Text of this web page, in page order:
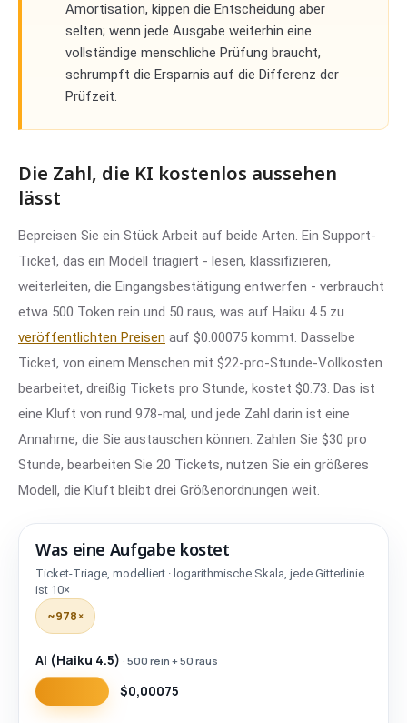
Amortisation, kippen die Entscheidung aber
selten; wenn jede Ausgabe weiterhin eine
vollständige menschliche Prüfung braucht,
schrumpft die Ersparnis auf die Differenz der
Prüfzeit.
Die Zahl, die KI kostenlos aussehen
lässt
Bepreisen Sie ein Stück Arbeit auf beide Arten. Ein Support-
Ticket, das ein Modell triagiert - lesen, klassifizieren,
weiterleiten, die Eingangsbestätigung entwerfen - verbraucht
etwa 500 Token rein und 50 raus, was auf Haiku 4.5 zu
veröffentlichten Preisen auf $0.00075 kommt. Dasselbe
Ticket, von einem Menschen mit $22-pro-Stunde-Vollkosten
bearbeitet, dreißig Tickets pro Stunde, kostet $0.73. Das ist
eine Kluft von rund 978-mal, und jede Zahl darin ist eine
Annahme, die Sie austauschen können: Zahlen Sie $30 pro
Stunde, bearbeiten Sie 20 Tickets, nutzen Sie ein größeres
Modell, die Kluft bleibt drei Größenordnungen weit.
Aufgabe Kosten / Aufgabe
KI · Haiku 4.5
Ein Mensch $0,73
Menschen vs. KI
Was eine Aufgabe kostet
Ticket-Triage, modelliert · logarithmische Skala, jede Gitterlinie
ist 10×
~978×
AI (Haiku 4.5) · 500 rein + 50 raus
$0,00075